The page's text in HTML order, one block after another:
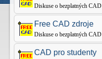
Diskuse o bezplatných CAD
Free CAD zdroje
Diskuse o bezplatných
CAD pro studenty